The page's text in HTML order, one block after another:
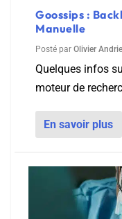
Goossips :
Manuelle
Posté par Olivier
Quelques infos
moteur de
En savoir plus